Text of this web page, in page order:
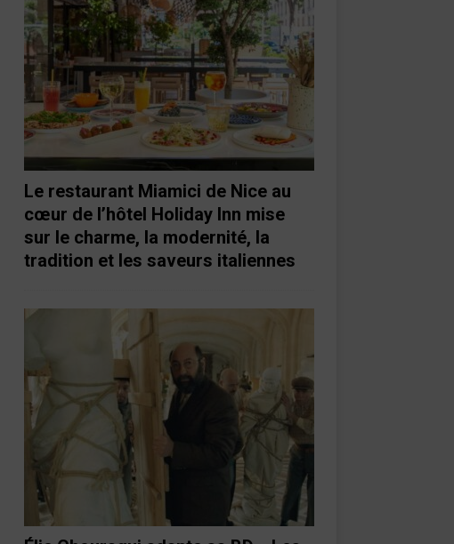
Le restaurant Miamici de Nice au
cœur de l’hôtel Holiday Inn mise
sur le charme, la modernité, la
tradition et les saveurs italiennes